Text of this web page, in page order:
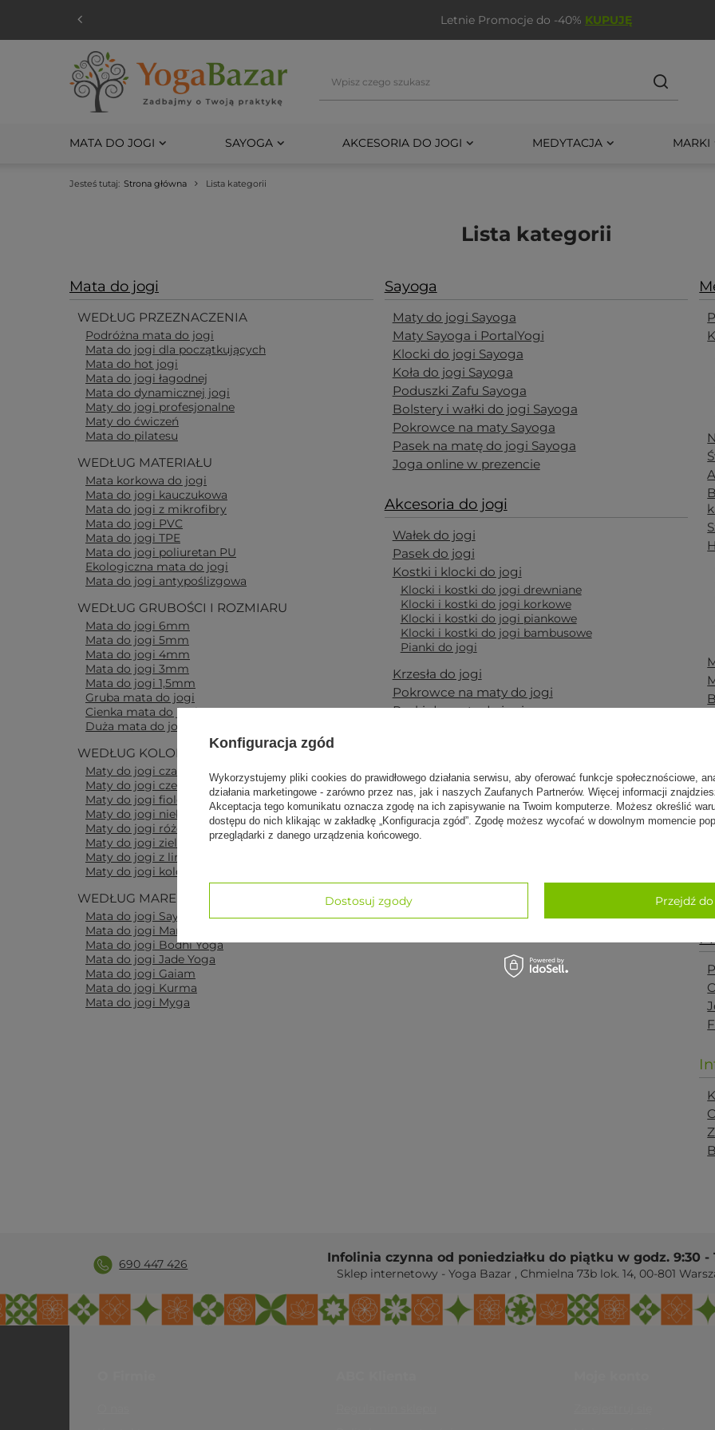
Letnie Promocje do -40% KUPUJĘ
MATA DO JOGI SAYOGA AKCESORIA DO JOGI MEDYTACJA MARKI
Jesteś tutaj: Strona główna Lista kategorii
Lista kategorii
Mata do jogi
WEDŁUG PRZEZNACZENIA
Podróżna mata do jogi
Mata do jogi dla początkujących
Mata do hot jogi
Mata do jogi łagodnej
Mata do dynamicznej jogi
Maty do jogi profesjonalne
Maty do ćwiczeń
Mata do pilatesu
WEDŁUG MATERIAŁU
Mata korkowa do jogi
Mata do jogi kauczukowa
Mata do jogi z mikrofibry
Mata do jogi PVC
Mata do jogi TPE
Mata do jogi poliuretan PU
Ekologiczna mata do jogi
Mata do jogi antypoślizgowa
WEDŁUG GRUBOŚCI I ROZMIARU
Mata do jogi 6mm
Mata do jogi 5mm
Mata do jogi 4mm
Mata do jogi 3mm
Mata do jogi 1,5mm
Gruba mata do jogi
Cienka mata do jogi
Duża mata do jogi
WEDŁUG KOLORÓW I WZORÓW
Maty do jogi czarne
Maty do jogi czerwone
Maty do jogi fioletowe
Maty do jogi niebieskie
Maty do jogi różowe
Maty do jogi zielone
Maty do jogi z liniami
Maty do jogi kolorowe
WEDŁUG MAREK
Mata do jogi Sayoga
Mata do jogi Manduka
Mata do jogi Bodhi Yoga
Mata do jogi Jade Yoga
Mata do jogi Gaiam
Mata do jogi Kurma
Mata do jogi Myga
Sayoga
Maty do jogi Sayoga
Maty Sayoga i PortalYogi
Klocki do jogi Sayoga
Koła do jogi Sayoga
Poduszki Zafu Sayoga
Bolstery i wałki do jogi Sayoga
Pokrowce na maty Sayoga
Pasek na matę do jogi Sayoga
Joga online w prezencie
Akcesoria do jogi
Wałek do jogi
Pasek do jogi
Kostki i klocki do jogi
Klocki i kostki do jogi drewniane
Klocki i kostki do jogi korkowe
Klocki i kostki do jogi piankowe
Klocki i kostki do jogi bambusowe
Pianki do jogi
Krzesła do jogi
Pokrowce na maty do jogi
Paski do maty do jogi
Ręczniki do jogi
Książki o medytacji i jodze
Woreczki relaksacyjne na oczy
Skarpetki do jogi i pilatesu
Karty do jogi
Podkładki żelowe do jogi
690 447 426 Infolinia czynna od poniedziałku do piątku w godz. 9:30 -
Sklep internetowy - Yoga Bazar , Chmielna 73b lok. 14, 00-801
Konfiguracja zgód
Wykorzystujemy pliki cookies do prawidłowego działania serwisu, aby oferować funkcje społecznościowe,
działania marketingowe - zarówno przez nas, jak i naszych Zaufanych Partnerów. Więcej informacji
Akceptacja tego komunikatu oznacza zgodę na ich zapisywanie na Twoim komputerze. Możesz określić
dostępu do nich klikając w zakładkę „Konfiguracja zgód”. Zgodę możesz wycofać w dowolnym momencie
przeglądarki z danego urządzenia końcowego.
Dostosuj zgody Przejdź